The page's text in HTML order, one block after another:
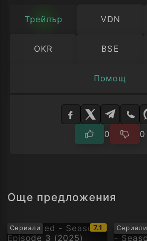
Трейлър VDN
OKR BSE
Помощ
Изберете
0 0
Още предложения
Сериали
IMDb
рейтинг:
7.1 Сериали